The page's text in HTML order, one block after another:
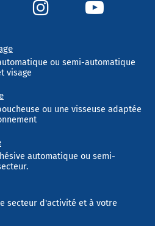
ou semi-automatique
visage
ou une visseuse adaptée
automatique ou semi-
secteur d'activité et à votre